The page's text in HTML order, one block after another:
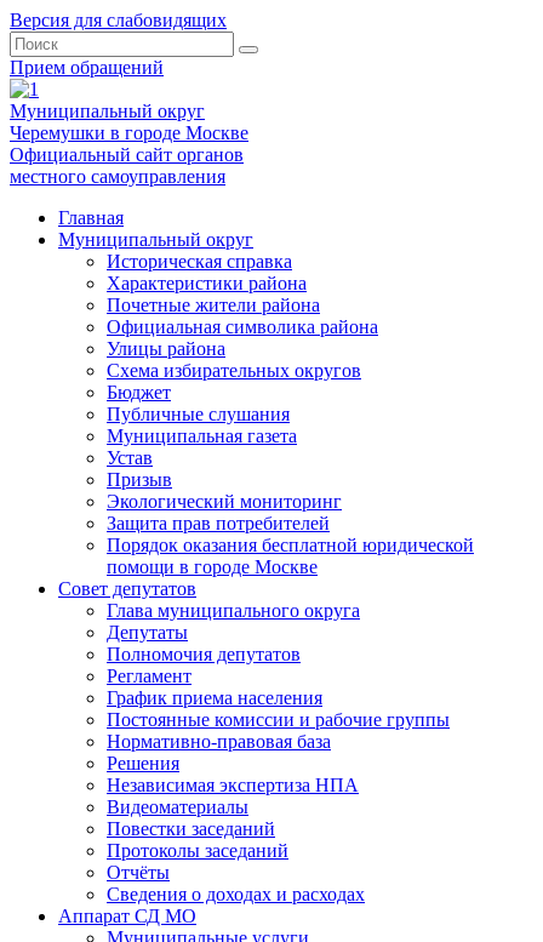
Версия для слабовидящих
Прием обращений
Муниципальный округ
Черемушки в городе Москве
Официальный сайт органов
местного самоуправления
Главная
Муниципальный округ
Историческая справка
Характеристики района
Почетные жители района
Официальная символика района
Улицы района
Схема избирательных округов
Бюджет
Публичные слушания
Муниципальная газета
Устав
Призыв
Экологический мониторинг
Защита прав потребителей
Порядок оказания бесплатной юридической
помощи в городе Москве
Совет депутатов
Глава муниципального округа
Депутаты
Полномочия депутатов
Регламент
График приема населения
Постоянные комиссии и рабочие группы
Нормативно-правовая база
Решения
Независимая экспертиза НПА
Видеоматериалы
Повестки заседаний
Протоколы заседаний
Отчёты
Сведения о доходах и расходах
Аппарат СД МО
Муниципальные услуги